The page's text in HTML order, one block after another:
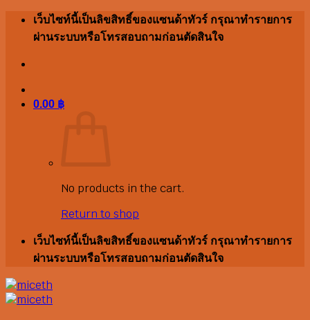
Skip
เว็บไซท์นี้เป็นลิขสิทธิ์ของแซนด้าทัวร์ กรุณาทำรายการ
ผ่านระบบหรือโทรสอบถามก่อนตัดสินใจ
0.00 ฿
No products in the cart.
Return to shop
เว็บไซท์นี้เป็นลิขสิทธิ์ของแซนด้าทัวร์ กรุณาทำรายการ
ผ่านระบบหรือโทรสอบถามก่อนตัดสินใจ